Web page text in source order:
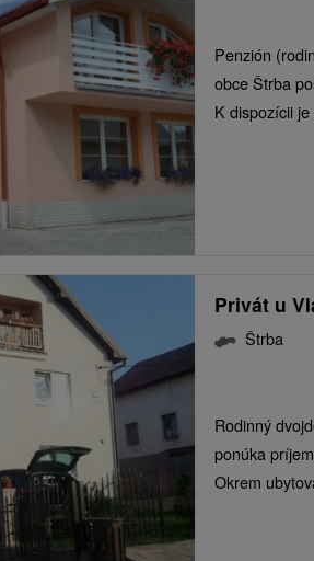
Penzión
obce Štrba
K dispozícii je
Privát u
Štrba
Rodinný
ponúka
Okrem